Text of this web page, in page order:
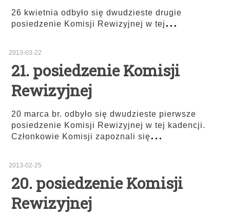
26 kwietnia odbyło się dwudzieste drugie
posiedzenie Komisji Rewizyjnej w tej...
2013-03-22
21. posiedzenie Komisji
Rewizyjnej
20 marca br. odbyło się dwudzieste pierwsze
posiedzenie Komisji Rewizyjnej w tej kadencji.
Członkowie Komisji zapoznali się...
2013-02-25
20. posiedzenie Komisji
Rewizyjnej